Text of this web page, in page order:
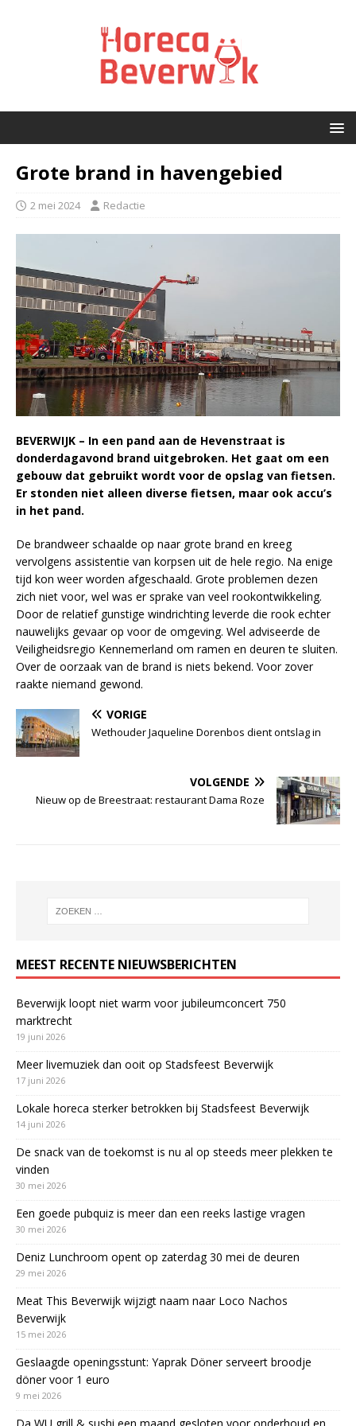
Grote brand in havengebied
2 mei 2024 Redactie
BEVERWIJK – In een pand aan de Hevenstraat is
donderdagavond brand uitgebroken. Het gaat om een
gebouw dat gebruikt wordt voor de opslag van fietsen.
Er stonden niet alleen diverse fietsen, maar ook accu’s
in het pand.
De brandweer schaalde op naar grote brand en kreeg
vervolgens assistentie van korpsen uit de hele regio. Na enige
tijd kon weer worden afgeschaald. Grote problemen dezen
zich niet voor, wel was er sprake van veel rookontwikkeling.
Door de relatief gunstige windrichting leverde die rook echter
nauwelijks gevaar op voor de omgeving. Wel adviseerde de
Veiligheidsregio Kennemerland om ramen en deuren te sluiten.
Over de oorzaak van de brand is niets bekend. Voor zover
raakte niemand gewond.
VORIGE
Wethouder Jaqueline Dorenbos dient ontslag in
VOLGENDE
Nieuw op de Breestraat: restaurant Dama Roze
MEEST RECENTE NIEUWSBERICHTEN
Beverwijk loopt niet warm voor jubileumconcert 750
marktrecht
19 juni 2026
Meer livemuziek dan ooit op Stadsfeest Beverwijk
17 juni 2026
Lokale horeca sterker betrokken bij Stadsfeest Beverwijk
14 juni 2026
De snack van de toekomst is nu al op steeds meer plekken te
vinden
30 mei 2026
Een goede pubquiz is meer dan een reeks lastige vragen
30 mei 2026
Deniz Lunchroom opent op zaterdag 30 mei de deuren
29 mei 2026
Meat This Beverwijk wijzigt naam naar Loco Nachos
Beverwijk
15 mei 2026
Geslaagde openingsstunt: Yaprak Döner serveert broodje
döner voor 1 euro
9 mei 2026